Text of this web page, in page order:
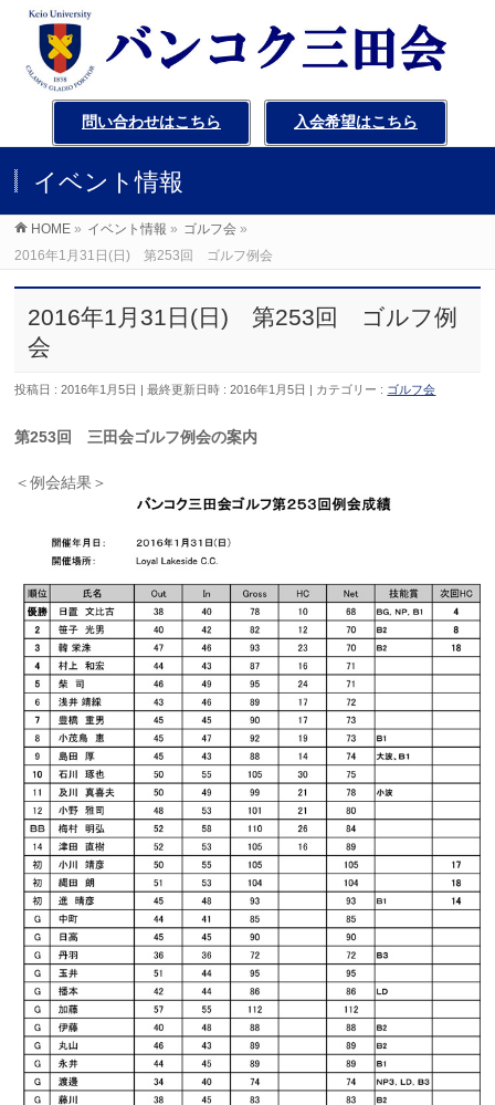
問い合わせはこちら 入会希望はこちら
イベント情報
HOME » イベント情報 » ゴルフ会 »
2016年1月31日(日) 第253回 ゴルフ例会
2016年1月31日(日) 第253回 ゴルフ例
会
投稿日 : 2016年1月5日 最終更新日時 : 2016年1月5日 カテゴリー : ゴルフ会
第253回 三田会ゴルフ例会の案内
＜例会結果＞